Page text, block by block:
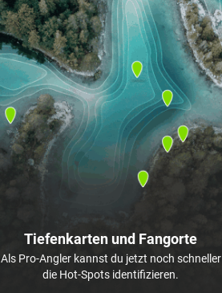
Tiefenkarten und Fangorte
Als Pro-Angler kannst du jetzt noch schneller
die Hot-Spots identifizieren.